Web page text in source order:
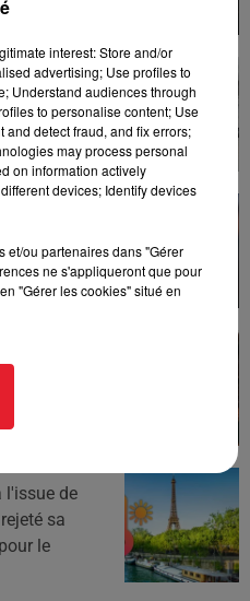
appris
son
de
les
quitter
ce
jusqu'à
des
la
l'issue de
sa
le
interest: Store and/or
advertising; Use profiles to
Understand audiences through
to personalise content; Use
and detect fraud, and fix errors;
may process personal
on information actively
devices; Identify devices
et/ou partenaires dans "Gérer
ne s'appliqueront que pour
"Gérer les cookies" situé en